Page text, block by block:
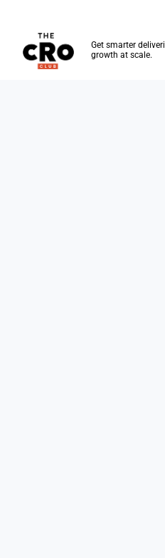
Get smarter
growth at scale.